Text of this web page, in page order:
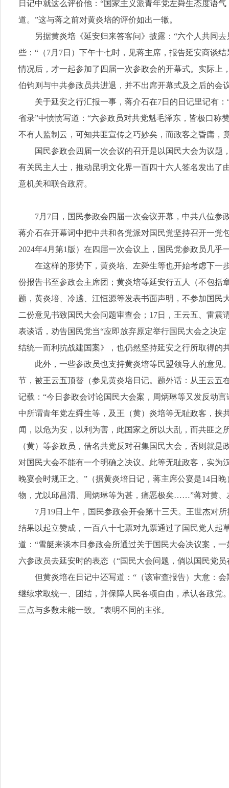
日记中就这么评价他：“国家主义派青年党左舜生态度语
道。”这与蒋之前对黄炎培的评价如出一辙。
另据黄炎培《延安归来答客问》披露：“六个人共同
些：“（7月7日）下午十七时，见蒋主席，报告延安商谈
情况后，才一起参加了四届一次参政会的开幕式。实际上
伯钧则与中共参政员共进退，并不出席开幕式及之后的会
关于延安之行汇报一事，蒋介石在7日的日记里记有
省录”中愤愤写道：“六参政员对共党魁毛泽东，皆极口
不有人监制云，可知共匪宣传之巧妙矣，而政客之昏庸，
国民参政会四届一次会议的召开是以国民大会为议
有关民主人士，推动昆明文化界一百四十六人签名发出
意机关和联合政府。
7月7日，国民参政会四届一次会议开幕，中共八位
蒋介石在开幕词中把中共和各党派对国民党坚持召开一党
2024年4月第1版）在四届一次会议上，国民党参政员几乎
在这样的形势下，黄炎培、左舜生等也开始考虑下一
份报告书至参政会主席团；黄炎培等延安行五人（不包括
题，黄炎培、冷遹、江恒源等发表书面声明，不参加国
二份意见书致国民大会问题审查会；17日，王云五、雷
表谈话，劝告国民党当“应即放弃原定举行国民大会之决
结统一而利抗战建国案》，也仍然坚持延安之行所取得的
此外，一些参政员也支持黄炎培等民盟领导人的意
节，被王云五顶替（参见黄炎培日记。题外话：从王云五
记载：“今日参政会讨论国民大会案，周炳琳等又发反动
中所谓青年党左舜生等，及王（黄）炎培等无耻政客，
闻，以危为安，以利为害，此国家之所以大乱，而共匪之
（黄）等参政员，借名共党反对召集国民大会，否则就
对国民大会不能有一个明确之决议。此等无耻政客，实
晚宴会时规正之。”（据黄炎培日记，蒋主席公宴是14日
物，尤以邱昌渭、周炳琳等为甚，痛恶极矣……”蒋对黄、
7月19日上午，国民参政会开会第十三天。王世杰对
结果以起立赞成，一百八十七票对九票通过了国民党人起
道：“雪艇来谈本日参政会所通过关于国民大会决议案，
六参政员去延安时的表态（“国民大会问题，倘以国民党
但黄炎培在日记中还写道：“（该审查报告）大意：
继续求取统一、团结，并保障人民各项自由，承认各政党
三点与多数未能一致。”表明不同的主张。